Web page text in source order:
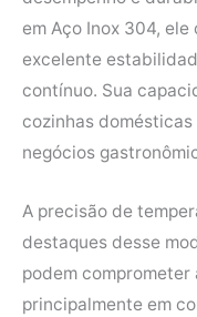
em Aço Inox 304,
excelente
contínuo. Sua
cozinhas
negócios
A precisão de
destaques desse
podem
principalmente em